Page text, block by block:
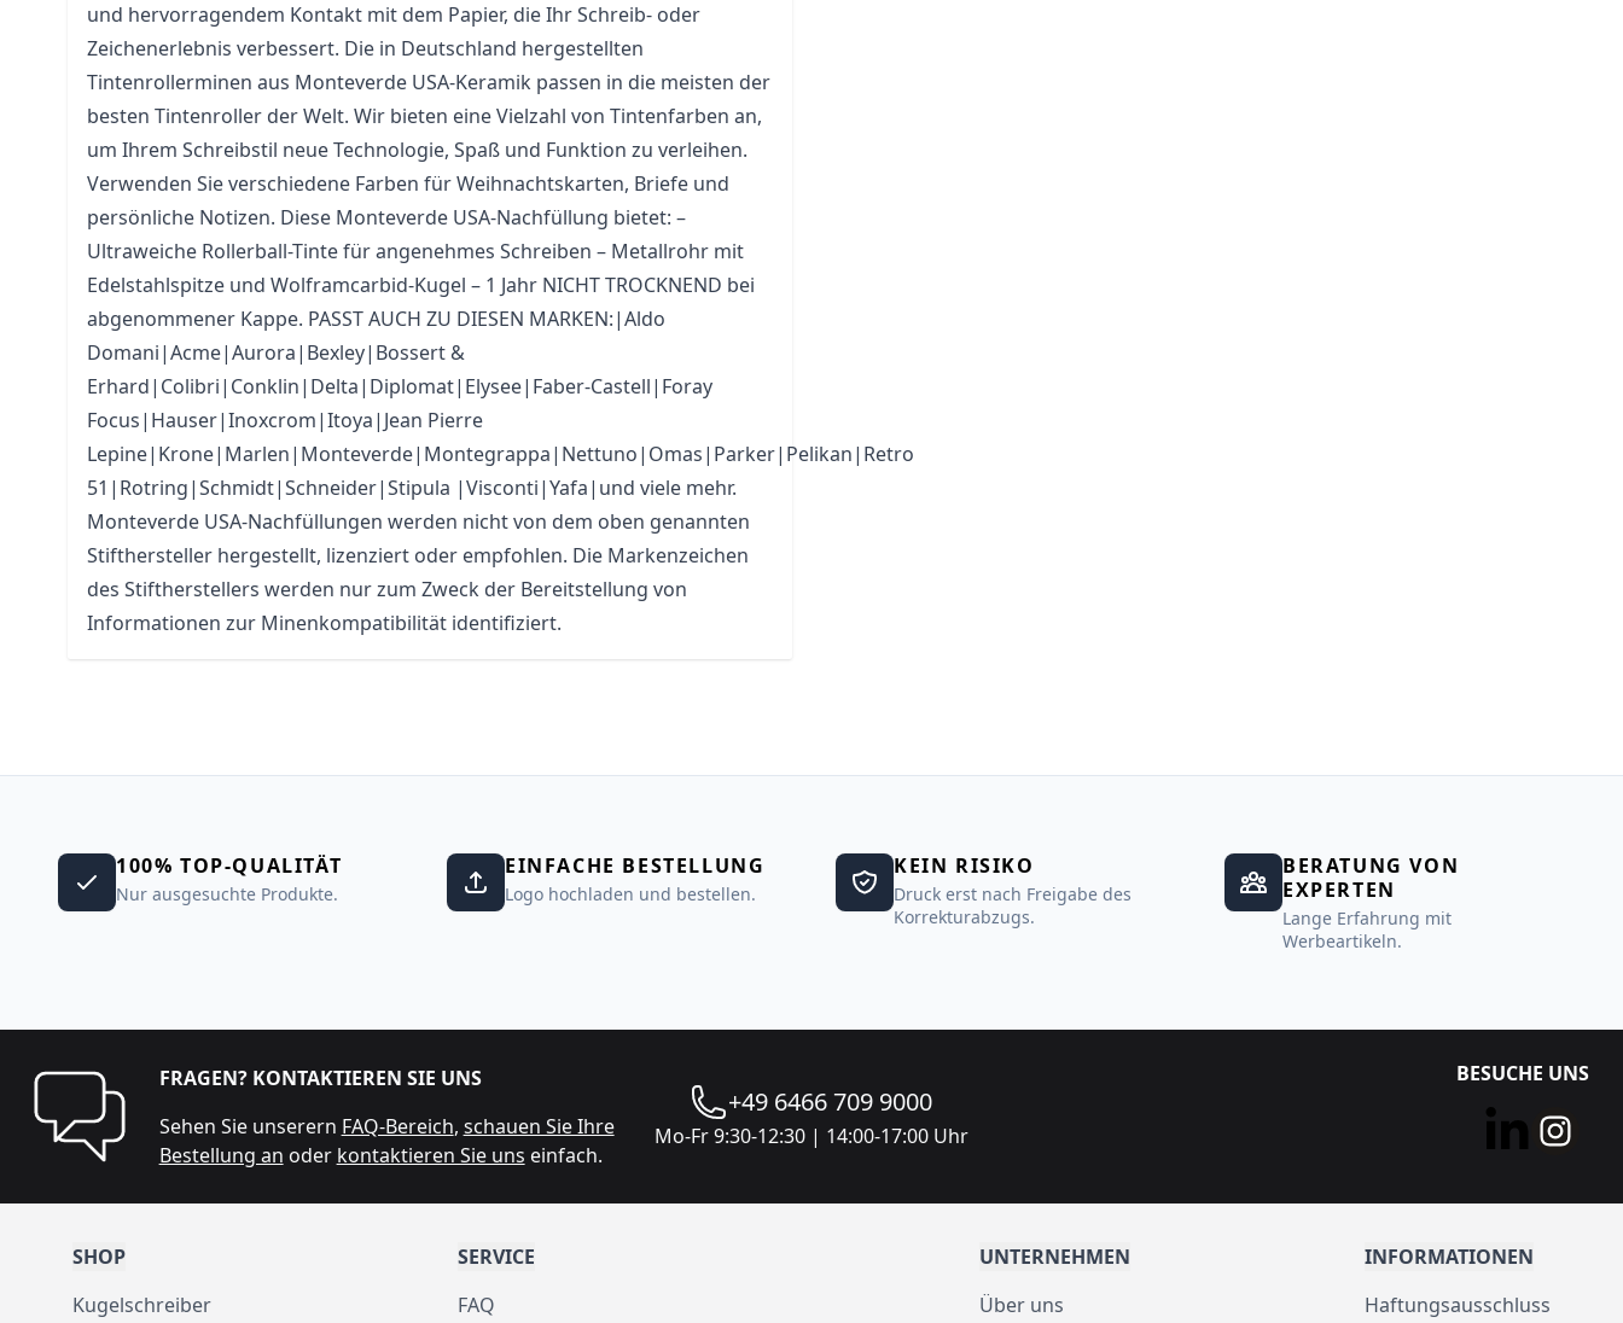
und hervorragendem Kontakt mit dem Papier, die Ihr Schreib- oder
Zeichenerlebnis verbessert. Die in Deutschland hergestellten
Tintenrollerminen aus Monteverde USA-Keramik passen in die meisten der
besten Tintenroller der Welt. Wir bieten eine Vielzahl von Tintenfarben an,
um Ihrem Schreibstil neue Technologie, Spaß und Funktion zu verleihen.
Verwenden Sie verschiedene Farben für Weihnachtskarten, Briefe und
persönliche Notizen. Diese Monteverde USA-Nachfüllung bietet: –
Ultraweiche Rollerball-Tinte für angenehmes Schreiben – Metallrohr mit
Edelstahlspitze und Wolframcarbid-Kugel – 1 Jahr NICHT TROCKNEND bei
abgenommener Kappe. PASST AUCH ZU DIESEN MARKEN:|Aldo
Domani|Acme|Aurora|Bexley|Bossert &
Erhard|Colibri|Conklin|Delta|Diplomat|Elysee| Faber-Castell|Foray
Focus|Hauser|Inoxcrom|Itoya|Jean Pierre
Lepine|Krone|Marlen|Monteverde|Montegrappa|Nettuno|Omas|Parker|Pelikan|Retro
51|Rotring|Schmidt|Schneider|Stipula |Visconti|Yafa|und viele mehr.
Monteverde USA-Nachfüllungen werden nicht von dem oben genannten
Stifthersteller hergestellt, lizenziert oder empfohlen. Die Markenzeichen
des Stiftherstellers werden nur zum Zweck der Bereitstellung von
Informationen zur Minenkompatibilität identifiziert.
100% TOP-QUALITÄT
Nur ausgesuchte Produkte.
EINFACHE BESTELLUNG
Logo hochladen und bestellen.
KEIN RISIKO
Druck erst nach Freigabe des
Korrekturabzugs.
BERATUNG VON
EXPERTEN
Lange Erfahrung mit
Werbeartikeln.
FRAGEN? KONTAKTIEREN SIE UNS
Sehen Sie unserern FAQ-Bereich, schauen Sie Ihre
Bestellung an oder kontaktieren Sie uns einfach.
+49 6466 709 9000
Mo-Fr 9:30-12:30 | 14:00-17:00 Uhr
BESUCHE UNS
SHOP
Kugelschreiber
SERVICE
FAQ
UNTERNEHMEN
Über uns
INFORMATIONEN
Haftungsausschluss